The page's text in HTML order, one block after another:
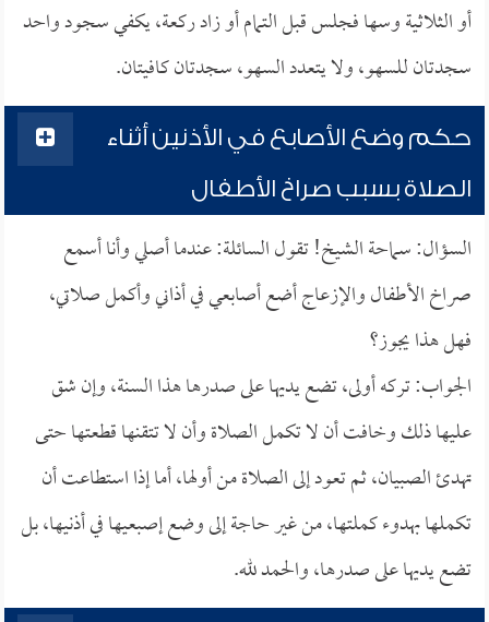
أو الثلاثية وسها فجلس قبل التمام أو زاد ركعة، يكفي سجود واحد
سجدتان للسهو، ولا يتعدد السهو، سجدتان كافيتان.
حكم وضع الأصابع في الأذنين أثناء
الصلاة بسبب صراخ الأطفال
السؤال: سماحة الشيخ! تقول السائلة: عندما أصلي وأنا أسمع
صراخ الأطفال والإزعاج أضع أصابعي في أذاني وأكمل صلاتي،
فهل هذا يجوز؟
الجواب: تركه أولى، تضع يديها على صدرها هذا السنة، وإن شق
عليها ذلك وخافت أن لا تكمل الصلاة وأن لا تتقنها قطعتها حتى
تهدئ الصبيان، ثم تعود إلى الصلاة من أولها، أما إذا استطاعت أن
تكملها بهدوء كملتها، من غير حاجة إلى وضع إصبعيها في أذنيها، بل
تضع يديها على صدرها، والحمد لله.